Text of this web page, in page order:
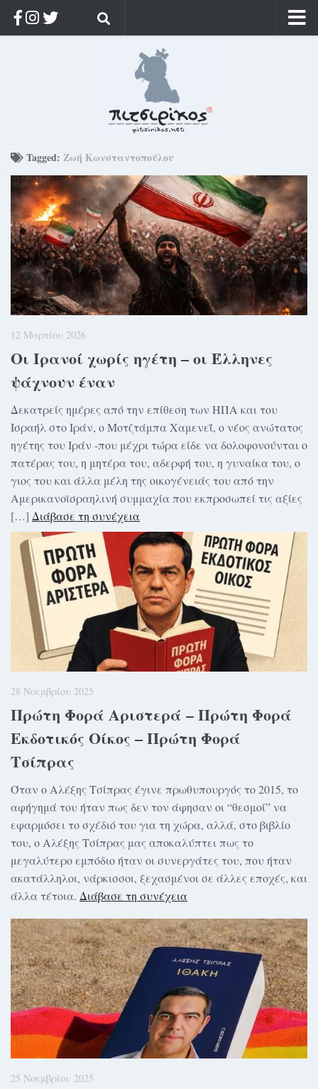
Ρίζα & Διάρκεια
Στοχασμοί & αποφθέγματα
Διαφήμιση
Γίνετε συνδρομητής
Μόνο για συνδρομητές
Log in
Tagged: Ζωή Κωνσταντοπούλου
12 Μαρτίου 2026
Οι Ιρανοί χωρίς ηγέτη – οι Έλληνες
ψάχνουν έναν
Δεκατρείς ημέρες από την επίθεση των ΗΠΑ και του
Ισραήλ στο Ιράν, ο Μοτζτάμπα Χαμενεΐ, ο νέος ανώτατος
ηγέτης του Ιράν -που μέχρι τώρα είδε να δολοφονούνται ο
πατέρας του, η μητέρα του, αδερφή του, η γυναίκα του, ο
γιος του και άλλα μέλη της οικογένειάς του από την
Αμερικανοϊσραηλινή συμμαχία που εκπροσωπεί τις αξίες
[…] Διάβασε τη συνέχεια
28 Νοεμβρίου 2025
Πρώτη Φορά Αριστερά – Πρώτη Φορά
Εκδοτικός Οίκος – Πρώτη Φορά
Τσίπρας
Όταν ο Αλέξης Τσίπρας έγινε πρωθυπουργός το 2015, το
αφήγημά του ήταν πως δεν τον άφησαν οι “θεσμοί” να
εφαρμόσει το σχέδιό του για τη χώρα, αλλά, στο βιβλίο
του, ο Αλέξης Τσίπρας μας αποκαλύπτει πως το
μεγαλύτερο εμπόδιο ήταν οι συνεργάτες του, που ήταν
ακατάλληλοι, νάρκισσοι, ξεχασμένοι σε άλλες εποχές, και
άλλα τέτοια. Διάβασε τη συνέχεια
25 Νοεμβρίου 2025